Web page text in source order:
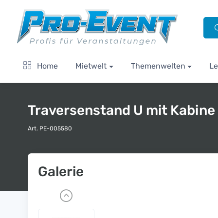
Home Mietwelt Themenwelten
Traversenstand U mit Kabine
Art. PE-005580
Galerie
P
r